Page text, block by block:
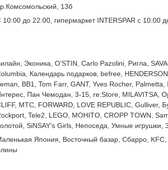
13б
10:00 до 22:00, гипермаркет INTERSPAR с 10:00
Эконика, O’STIN, Carlo Pazolini, Ригла,
Календарь подарков, befree,
BB1, Tom Farr, GANT, Yves Rocher,
Пан Чемодан, 3-15, re:Store, MILAVITSA,
МТС, FORWARD, LOVE REPUBLIC, Gulliver,
Tele2, LEGO, MOHITO, CROPP TOWN,
SiNSAY’s Girls, Непоседа, Умные игрушки,
Япония, Восточный базар, Сбарро,